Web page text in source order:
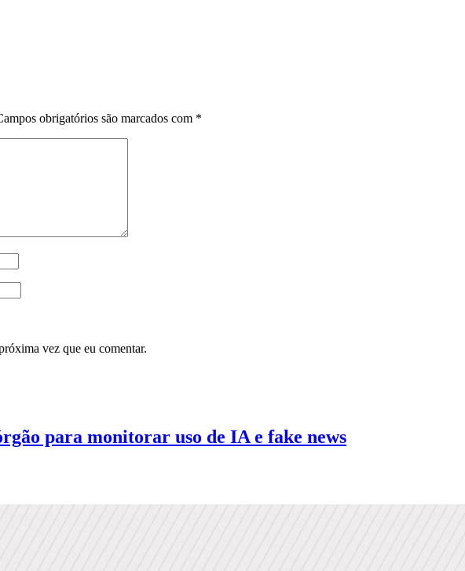
obrigatórios são marcados com *
vez que eu comentar.
para monitorar uso de IA e fake news